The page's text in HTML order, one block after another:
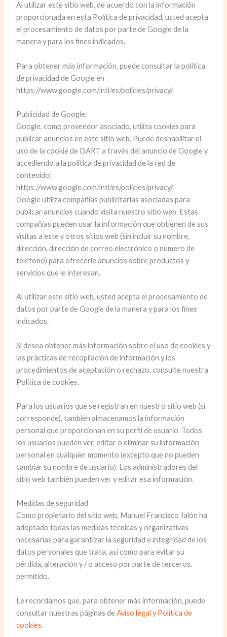
Al utilizar este sitio web, de acuerdo con la información
proporcionada en esta Política de privacidad, usted acepta
el procesamiento de datos por parte de Google de la
manera y para los fines indicados.
Para obtener más información, puede consultar la política
de privacidad de Google en
https://www.google.com/intl/es/policies/privacy/.
Publicidad de Google:
Google, como proveedor asociado, utiliza cookies para
publicar anuncios en este sitio web. Puede deshabilitar el
uso de la cookie de DART a través del anuncio de Google y
accediendo a la política de privacidad de la red de
contenido:
https://www.google.com/intl/es/policies/privacy/.
Google utiliza compañías publicitarias asociadas para
publicar anuncios cuando visita nuestro sitio web. Estas
compañías pueden usar la información que obtienen de sus
visitas a este y otros sitios web (sin incluir su nombre,
dirección, dirección de correo electrónico o número de
teléfono) para ofrecerle anuncios sobre productos y
servicios que le interesan.
Al utilizar este sitio web, usted acepta el procesamiento de
datos por parte de Google de la manera y para los fines
indicados.
Si desea obtener más información sobre el uso de cookies y
las prácticas de recopilación de información y los
procedimientos de aceptación o rechazo, consulte nuestra
Política de cookies.
Para los usuarios que se registran en nuestro sitio web (si
corresponde), también almacenamos la información
personal que proporcionan en su perfil de usuario. Todos
los usuarios pueden ver, editar o eliminar su información
personal en cualquier momento (excepto que no pueden
cambiar su nombre de usuario). Los administradores del
sitio web también pueden ver y editar esa información.
Medidas de seguridad
Como propietario del sitio web, Manuel Francisco Jalón ha
adoptado todas las medidas técnicas y organizativas
necesarias para garantizar la seguridad e integridad de los
datos personales que trata, así como para evitar su
pérdida, alteración y / o acceso por parte de terceros.
permitido.
Le recordamos que, para obtener más información, puede
consultar nuestras páginas deAviso legal y Política de
cookies.